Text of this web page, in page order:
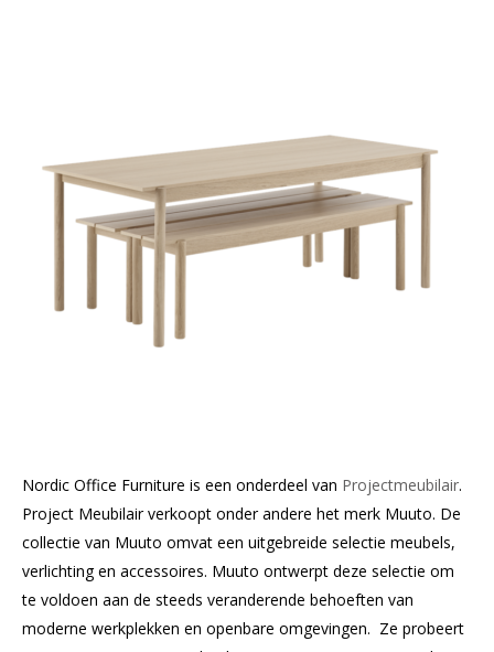
Nordic Office Furniture is een onderdeel van Projectmeubilair.
Project Meubilair verkoopt onder andere het merk Muuto. De
collectie van Muuto omvat een uitgebreide selectie meubels,
verlichting en accessoires. Muuto ontwerpt deze selectie om
te voldoen aan de steeds veranderende behoeften van
moderne werkplekken en openbare omgevingen. Ze probeert